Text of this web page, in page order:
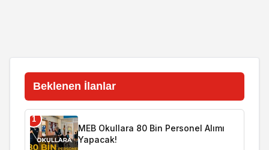
Beklenen İlanlar
1
MEB Okullara 80 Bin Personel Alımı
Yapacak!